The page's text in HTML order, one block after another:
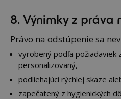
8. Výnimky z práva
Právo na odstúpenie sa
vyrobený podľa požiadaviek
personalizovaný,
podliehajúci rýchlej skaze
zapečatený z hygienických